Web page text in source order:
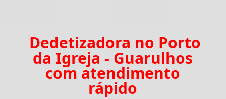
Dedetizadora no Porto
da Igreja - Guarulhos
com atendimento
rápido